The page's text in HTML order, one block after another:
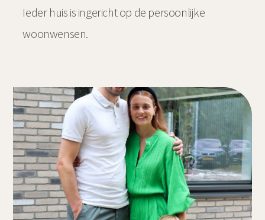
Ieder huis is ingericht op de persoonlijke
woonwensen.